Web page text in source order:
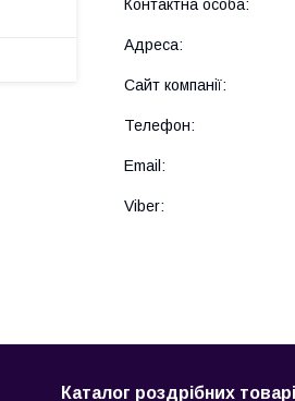
Каталог роздрібних